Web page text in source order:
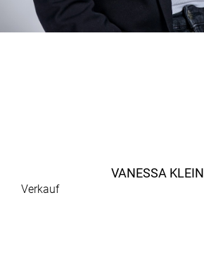
VANESSA KLEIN
Verkauf